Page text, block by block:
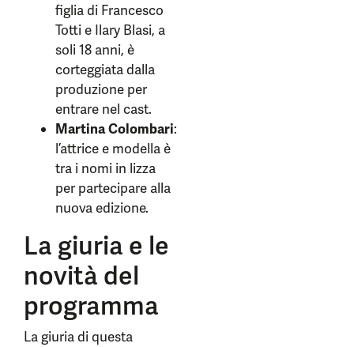
figlia di Francesco
Totti e Ilary Blasi, a
soli 18 anni, è
corteggiata dalla
produzione per
entrare nel cast.
Martina Colombari:
l’attrice e modella è
tra i nomi in lizza
per partecipare alla
nuova edizione.
La giuria e le
novità del
programma
La giuria di questa